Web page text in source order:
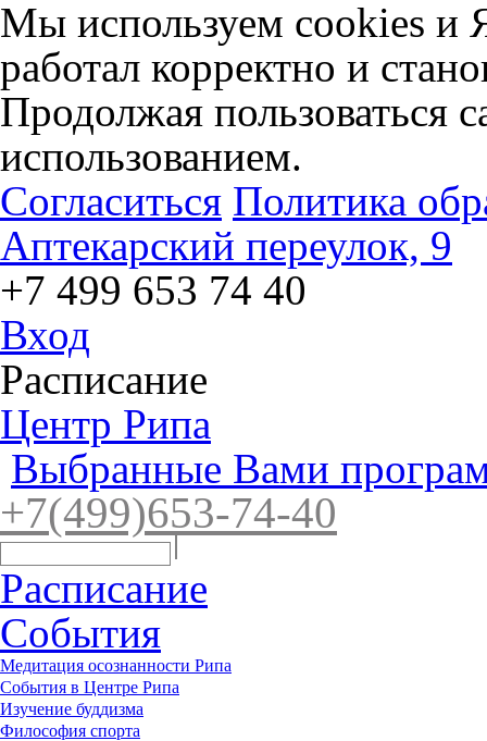
Мы используем cookies и
работал корректно и
Продолжая пользоваться
использованием.
Согласиться Политика
Аптекарский переулок, 9
+7 499 653 74 40
Вход
Расписание
Центр Рипа
Выбранные Вами
+7(499)653-74-40
Расписание
События
Медитация осознанности Рипа
События в Центре Рипа
Изучение буддизма
Философия спорта